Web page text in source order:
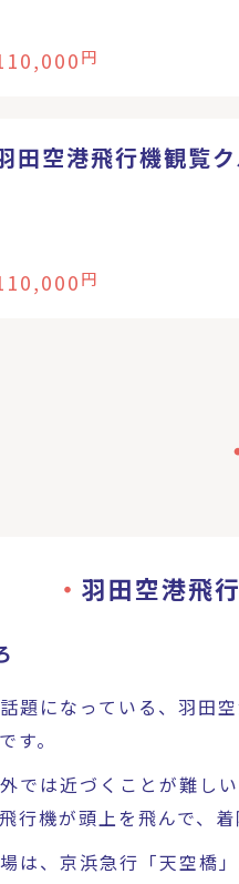
円
田空港飛行機観覧
円
羽田空港飛
題になっている、羽田
す。
では近づくことが難し
行機が頭上を飛んで、
は、京浜急行「天空橋